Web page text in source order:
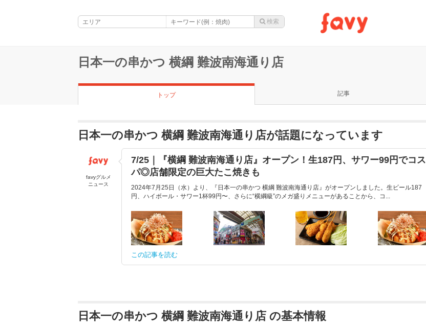
日本一の串かつ 横綱 難波南海通り店
トップ 記事
日本一の串かつ 横綱 難波南海通り店が話題になっています
favyグルメ
ニュース
7/25｜『横綱 難波南海通り店』オープン！生187円、サワー99円でコス
パ◎店舗限定の巨大たこ焼きも
2024年7月25日（水）より、『日本一の串かつ 横綱 難波南海通り店』がオープンしました。生ビール187
円、ハイボール・サワー1杯99円〜、さらに“横綱級”のメガ盛りメニューがあることから、コ...
この記事を読む
日本一の串かつ 横綱 難波南海通り店 の基本情報